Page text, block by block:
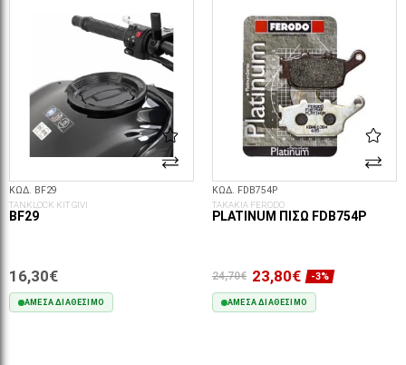
ΚΩΔ. BF29
TANKLOCK KIT GIVI
BF29
16,30€
ΆΜΕΣΑ ΔΙΑΘΈΣΙΜΟ
ΚΩΔ. FDB754P
ΤΑΚΑΚΙΑ FERODO
PLATINUM ΠΊΣΩ FDB754P
24,70€ 23,80€ -3%
ΆΜΕΣΑ ΔΙΑΘΈΣΙΜΟ